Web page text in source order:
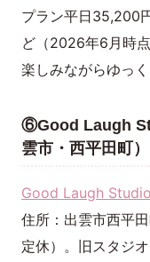
プラン平日35,200
ど（2026年6月時
楽しみながらゆっ
⑥Good Laugh
雲市・西平田町）
Good Laugh Studio
住所：出雲市西平
定休）。旧スタジ